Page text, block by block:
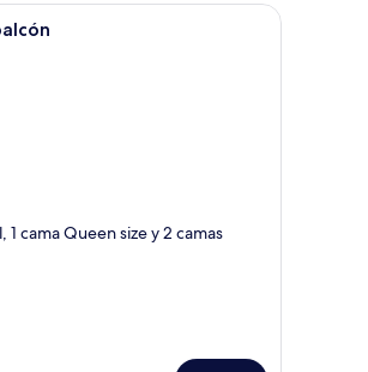
con iluminación en la pared.
y una ventana con cortinas.
Habitación de hotel con una cama, una
1 cama Queen size y 2 camas